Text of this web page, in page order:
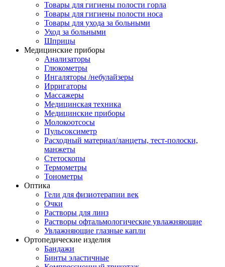
Товары для гигиены полости горла
Товары для гигиены полости носа
Товары для ухода за больными
Уход за больными
Шприцы
Медицинские приборы
Анализаторы
Глюкометры
Ингаляторы /небулайзеры
Ирригаторы
Массажеры
Медицинская техника
Медицинские приборы
Молокоотсосы
Пульсоксиметр
Расходный материал/ланцеты, тест-полоски,
манжеты
Стетоскопы
Термометры
Тонометры
Оптика
Гели для физиотерапии век
Очки
Растворы для линз
Растворы офтальмологические увлажняющие
Увлажняющие глазные капли
Ортопедические изделия
Бандажи
Бинты эластичные